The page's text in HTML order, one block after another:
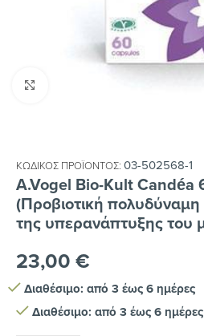
A.Vogel Bio-Kult Candéa
(Προβιοτική
της υπερανάπτυξης του
ΚΩΔΙΚΌΣ ΠΡΟΪΌΝΤΟΣ: 03-502568-1
23,00€
Διαθέσιμο: από 3 έως 6 ημέρες
Διαθέσιμο: από 3 έως 6 ημέρες